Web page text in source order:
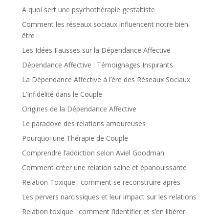
A quoi sert une psychothérapie gestaltiste
Comment les réseaux sociaux influencent notre bien-
être
Les Idées Fausses sur la Dépendance Affective
Dépendance Affective : Témoignages Inspirants
La Dépendance Affective à l’ère des Réseaux Sociaux
L’Infidélité dans le Couple
Origines de la Dépendance Affective
Le paradoxe des relations amoureuses
Pourquoi une Thérapie de Couple
Comprendre l’addiction selon Aviel Goodman
Comment créer une relation saine et épanouissante
Relation Toxique : comment se reconstruire après
Les pervers narcissiques et leur impact sur les relations
Relation toxique : comment l’identifier et s’en libérer